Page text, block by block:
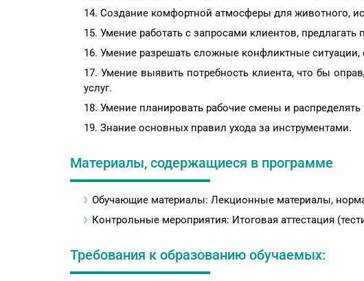
Создание комфортной атмосферы для животного,
Умение работать с запросами клиентов, предлагать
Умение разрешать сложные конфликтные
Умение выявить потребность клиента, что бы
услуг.
Умение планировать рабочие смены и
Знание основных правил ухода за инструментами.
Материалы, содержащиеся в программе
Обучающие материалы: Лекционные материалы,
Контрольные мероприятия: Итоговая аттестация
Требования к образованию обучаемых: